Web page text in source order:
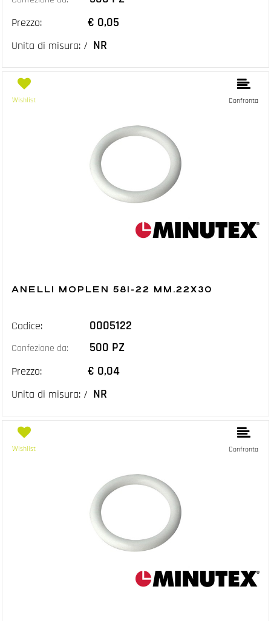
Prezzo: € 0,05
Unita di misura: / NR
Wishlist Confronta
ANELLI MOPLEN 581-22 MM.22X30
Codice: 0005122
Confezione da: 500 PZ
Prezzo: € 0,04
Unita di misura: / NR
Wishlist Confronta